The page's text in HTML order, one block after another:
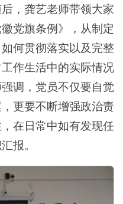
，龚艺老师带领大家
党旗条例》，从制定
何贯彻落实以及完整
作生活中的实际情况
调，党员不仅要自觉
更要不断增强政治责
在日常中如有发现任
报。